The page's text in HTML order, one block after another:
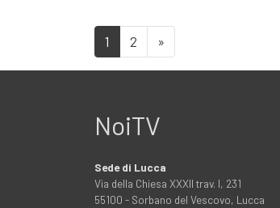
1 2 »
NoiTV
Sede di Lucca
Via della Chiesa XXXII trav. I, 231
55100 - Sorbano del Vescovo, Lucca